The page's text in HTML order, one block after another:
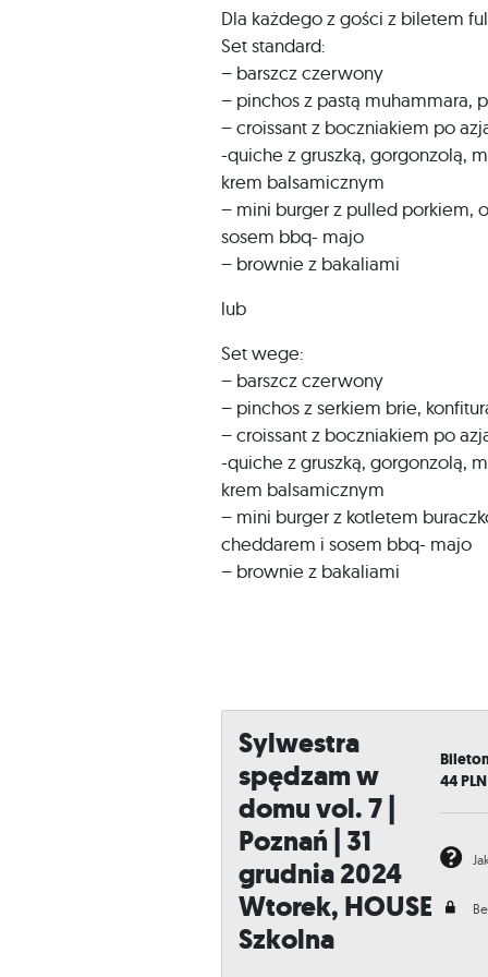
Dla każdego z gości z biletem
Set standard:
– barszcz czerwony
– pinchos z pastą muhammara,
– croissant z boczniakiem po
-quiche z gruszką, gorgonzolą,
krem balsamicznym
– mini burger z pulled porkiem,
sosem bbq- majo
– brownie z bakaliami
lub
Set wege:
– barszcz czerwony
– pinchos z serkiem brie,
– croissant z boczniakiem po
-quiche z gruszką, gorgonzolą,
krem balsamicznym
– mini burger z kotletem
cheddarem i sosem bbq- majo
– brownie z bakaliami
Sylwestra
spędzam w
domu vol. 7 |
Poznań | 31
grudnia 2024
Wtorek, HOUSE
Szkolna
44PLN